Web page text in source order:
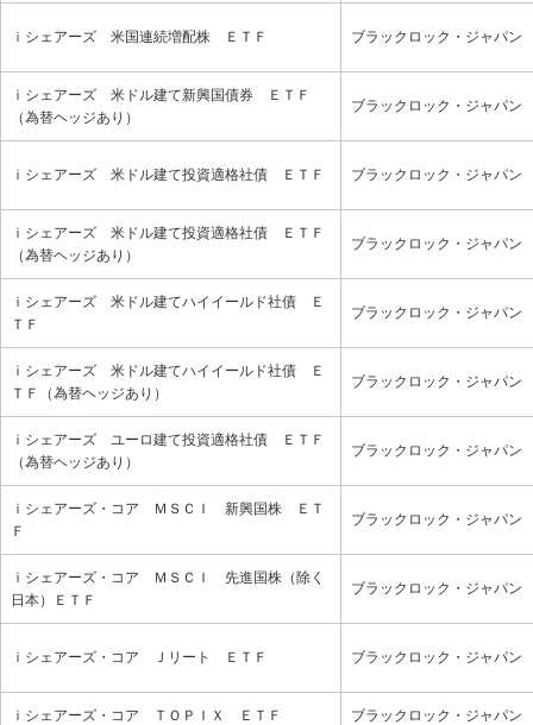
ｉシェアーズ 米国連続増配株 ＥＴＦ ブラックロック・ジャパン
ｉシェアーズ 米ドル建て新興国債券 ＥＴＦ
（為替ヘッジあり）
ブラックロック・ジャパン
ｉシェアーズ 米ドル建て投資適格社債 ＥＴＦ ブラックロック・ジャパン
ｉシェアーズ 米ドル建て投資適格社債 ＥＴＦ
（為替ヘッジあり）
ブラックロック・ジャパン
ｉシェアーズ 米ドル建てハイイールド社債 Ｅ
ＴＦ
ブラックロック・ジャパン
ｉシェアーズ 米ドル建てハイイールド社債 Ｅ
ＴＦ（為替ヘッジあり）
ブラックロック・ジャパン
ｉシェアーズ ユーロ建て投資適格社債 ＥＴＦ
（為替ヘッジあり）
ブラックロック・ジャパン
ｉシェアーズ・コア ＭＳＣＩ 新興国株 ＥＴ
Ｆ
ブラックロック・ジャパン
ｉシェアーズ・コア ＭＳＣＩ 先進国株（除く
日本）ＥＴＦ
ブラックロック・ジャパン
ｉシェアーズ・コア Ｊリート ＥＴＦ ブラックロック・ジャパン
ｉシェアーズ・コア ＴＯＰＩＸ ＥＴＦ ブラックロック・ジャパン